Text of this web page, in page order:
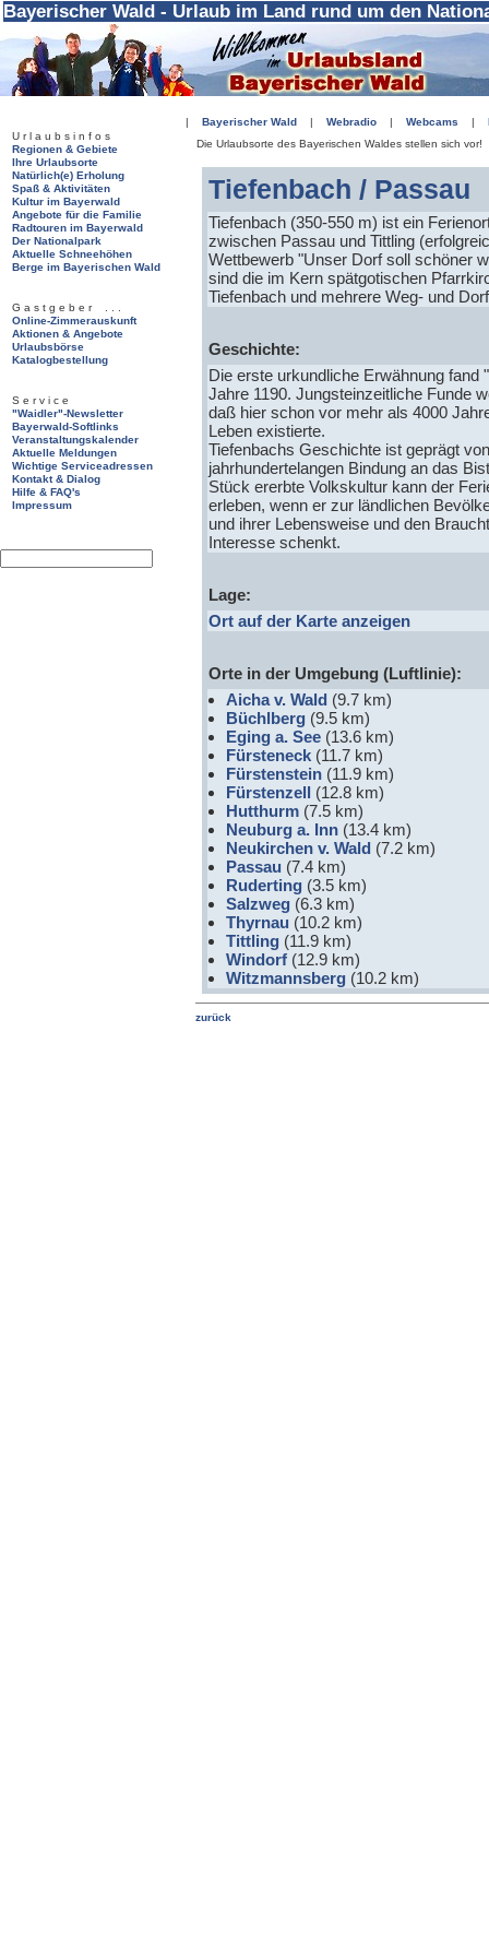
Bayerischer Wald - Urlaub im Land rund um den
| Bayerischer Wald | Webradio | Webcams |
U r l a u b s i n f o s
Regionen & Gebiete
Ihre Urlaubsorte
Natürlich(e) Erholung
Spaß & Aktivitäten
Kultur im Bayerwald
Angebote für die Familie
Radtouren im Bayerwald
Der Nationalpark
Aktuelle Schneehöhen
Berge im Bayerischen Wald
G a s t g e b e r . . .
Online-Zimmerauskunft
Aktionen & Angebote
Urlaubsbörse
Katalogbestellung
S e r v i c e
"Waidler"-Newsletter
Bayerwald-Softlinks
Veranstaltungskalender
Aktuelle Meldungen
Wichtige Serviceadressen
Kontakt & Dialog
Hilfe & FAQ's
Impressum
Die Urlaubsorte des Bayerischen Waldes stellen sich vor!
Tiefenbach /
Tiefenbach (350-550 m) ist ein
zwischen Passau und Tittling
Wettbewerb "Unser Dorf soll schöner
sind die im Kern spätgotischen
Tiefenbach und mehrere Weg- und
Geschichte:
Die erste urkundliche Erwähnung fand
Jahre 1190. Jungsteinzeitliche Funde
daß hier schon vor mehr als 4000
Leben existierte.
Tiefenbachs Geschichte ist geprägt
jahrhundertelangen Bindung an das
Stück ererbte Volkskultur kann der
erleben, wenn er zur ländlichen
und ihrer Lebensweise und den
Interesse schenkt.
Lage:
Ort auf der Karte anzeigen
Orte in der Umgebung (Luftlinie):
Aicha v. Wald (9.7 km)
Büchlberg(9.5 km)
Eging a. See(13.6 km)
Fürsteneck(11.7 km)
Fürstenstein(11.9 km)
Fürstenzell (12.8 km)
Hutthurm(7.5 km)
Neuburg a. Inn(13.4 km)
Neukirchen v. Wald (7.2 km)
Passau (7.4 km)
Ruderting(3.5 km)
Salzweg(6.3 km)
Thyrnau (10.2 km)
Tittling(11.9 km)
Windorf(12.9 km)
Witzmannsberg(10.2 km)